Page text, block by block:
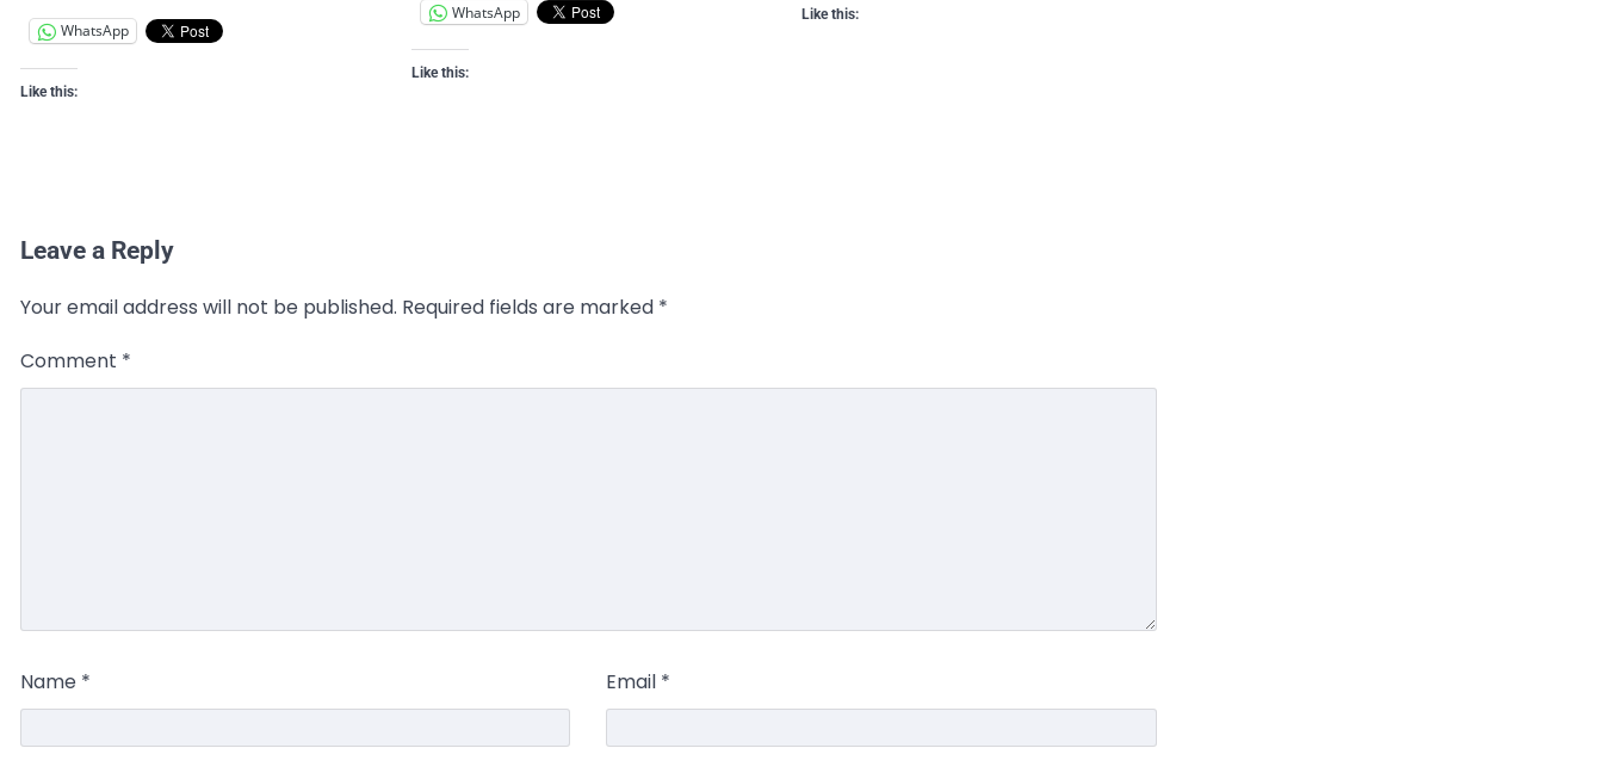
WhatsApp
Like this:
WhatsApp
Like this:
Like this:
Leave a Reply
Your email address will not be published. Required fields are marked *
Comment *
Name * Email *